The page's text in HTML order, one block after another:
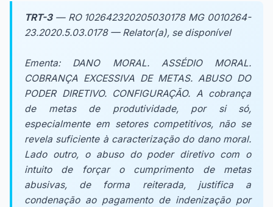
TRT-3— RO 102642320205030178 MG 0010264-
23.2020.5.03.0178 — Relator(a), se disponível
Ementa:DANO MORAL. ASSÉDIO MORAL.
COBRANÇA EXCESSIVA DE METAS. ABUSO DO
PODER DIRETIVO. CONFIGURAÇÃO. A cobrança
de metas de produtividade, por si só,
especialmente em setores competitivos, não se
revela suficiente à caracterização do dano moral.
Lado outro, o abuso do poder diretivo com o
intuito de forçar o cumprimento de metas
abusivas, de forma reiterada, justifica a
condenação ao pagamento de indenização por